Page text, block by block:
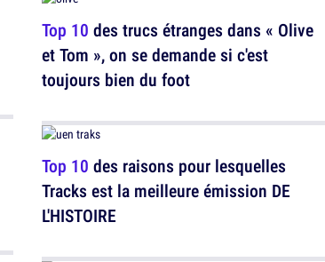
Top 10 des trucs étranges dans « Olive
et Tom », on se demande si c'est
toujours bien du foot
Top 10 des raisons pour lesquelles
Tracks est la meilleure émission DE
L'HISTOIRE